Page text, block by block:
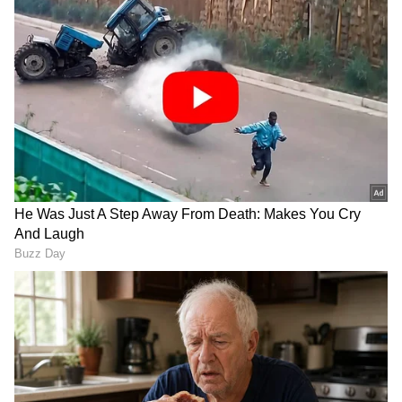
DOWNLOAD APP
RECOMMENDED STORIES